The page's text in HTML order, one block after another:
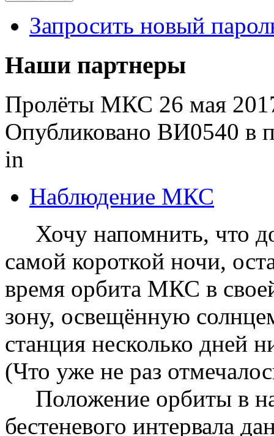
Запросить новый
Наши партнеры
Пролёты МКС 26 мая
Опубликовано ВИ0540 в
in
Наблюдение МКС
Хочу напомнить, что до
самой короткой ночи,
время орбита МКС в
зону, освещённую
станция несколько дней
(Что уже не раз
Положение орбиты в
бестеневого интервала